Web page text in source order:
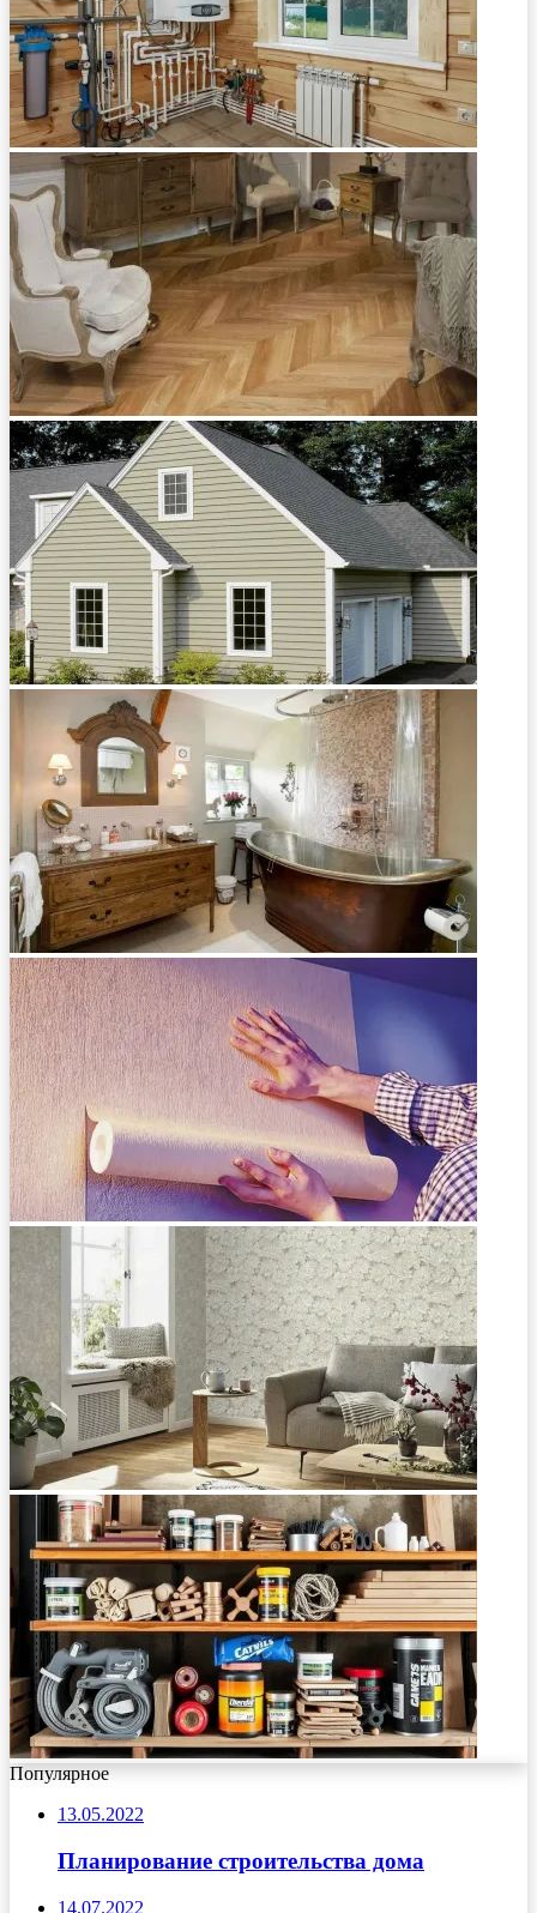
Популярное
13.05.2022
Планирование строительства дома
14.07.2022